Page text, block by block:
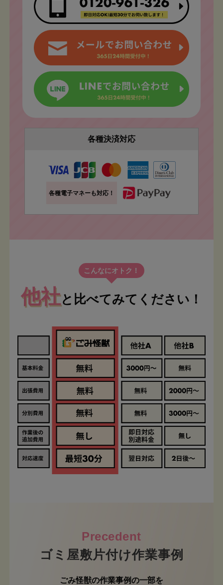
各種決済対応
各種電子マネーも対応！
こんなにオトク！
他社と比べてみてください！
ゴミ屋敷片付け作業事例
ごみ怪獣の作業事例の一部を